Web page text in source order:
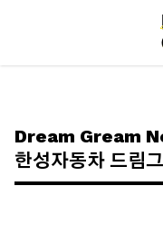
Dream Gream
한성자동차 드림